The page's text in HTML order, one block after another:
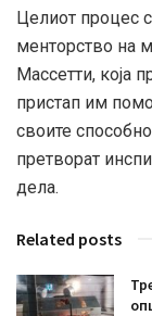
Целиот процес
менторство на
Массетти, која
пристап им
своите
претворат
дела.
Related posts